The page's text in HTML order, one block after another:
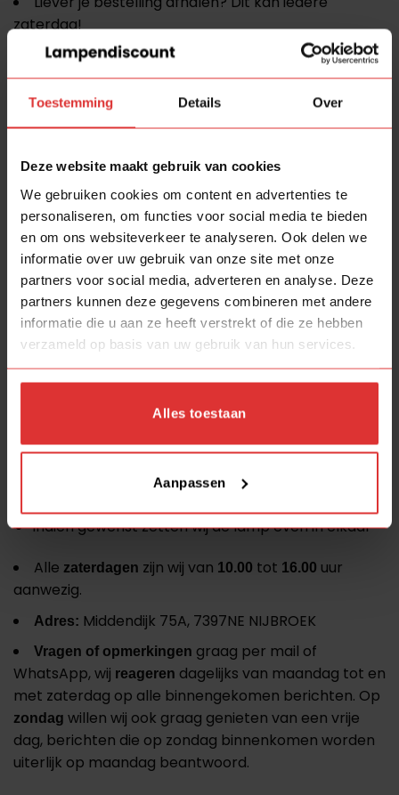
Toestemming Details Over
Deze website maakt gebruik van cookies
We gebruiken cookies om content en advertenties te
personaliseren, om functies voor social media te bieden
en om ons websiteverkeer te analyseren. Ook delen we
informatie over uw gebruik van onze site met onze
partners voor social media, adverteren en analyse. Deze
partners kunnen deze gegevens combineren met andere
informatie die u aan ze heeft verstrekt of die ze hebben
verzameld op basis van uw gebruik van hun services.
Alles toestaan
Aanpassen
zaterdag!
PostNL haalt je bestelling bij ons op, als deze door
PostNL wordt gescand, ontvang je de Track and
Trace code(s)per mail.
Bestel je bij ons? Dan heb je de lamp(en) met 3 a
24 maanden Carry-in garantieop een juiste werking.
Hebben wijin onze lampenschuuren kan direct
worden meegenomen.
Minimaal 10% korting* bij afhalen!!! *t.o.v. de
winkeladviesprijs
Gratis wat te drinken (koffie, thee, water, pakje
drinken voor de kinderen)
Direct meenemen, geen wachttijden
Wij leggen de lamp(en) even goed in de auto.
Indien gewenst zetten wij de lamp even in elkaar
Alle zaterdagen zijn wij van 10.00 tot 16.00 uur
aanwezig.
Adres: Middendijk 75A, 7397NE NIJBROEK
Vragen of opmerkingen graag per mail of
WhatsApp, wij reageren dagelijks van maandag tot en
met zaterdag op alle binnengekomen berichten. Op
zondag willen wij ook graag genieten van een vrije
dag, berichten die op zondag binnenkomen worden
uiterlijk op maandag beantwoord.